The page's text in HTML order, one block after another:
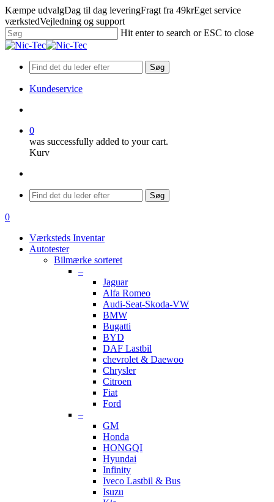
Skip
to
main
content
Kæmpe udvalgDag til dag leveringFragt fra 49krEget service
værkstedVejledning og support
Hit enter to search or ESC to close
Close
Søg
Kundeservice
0
was successfully added to your cart.
Kurv
Menu
Søg
search
0
Værksteds Inventar
Autotester
Bilmærke sorteret
–
Jaguar
Alfa Romeo
Audi-Seat-Skoda-VW
BMW
Bugatti
BYD
DAF Lastbil
chevrolet & Daewoo
Chrysler
Citroen
Fiat
Ford
–
GM
Honda
HONGQI
Hyundai
Infinity
Iveco Lastbil & Bus
Isuzu